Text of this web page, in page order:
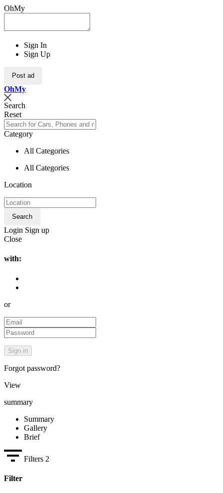
OhMy
Sign In
Sign Up
Post ad
OhMy
Search
Reset
Category
All Categories
All Categories
Location
Search
Login Sign up
Close
with:
or
Forgot password?
View
summary
Summary
Gallery
Brief
Filters 2
Filter